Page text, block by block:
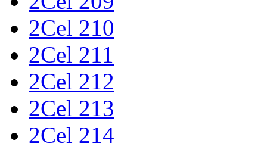
2Cel 210
2Cel 211
2Cel 212
2Cel 213
2Cel 214